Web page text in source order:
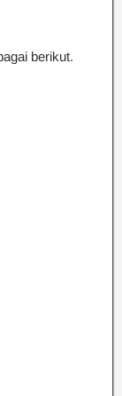
berikut.